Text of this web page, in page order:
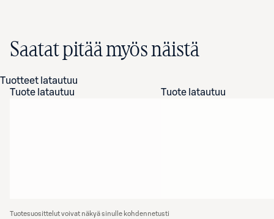
Saatat pitää myös näistä
Tuotteet latautuu
Tuote latautuu
Tuote latautuu
Tuotesuosittelut voivat näkyä sinulle kohdennetusti